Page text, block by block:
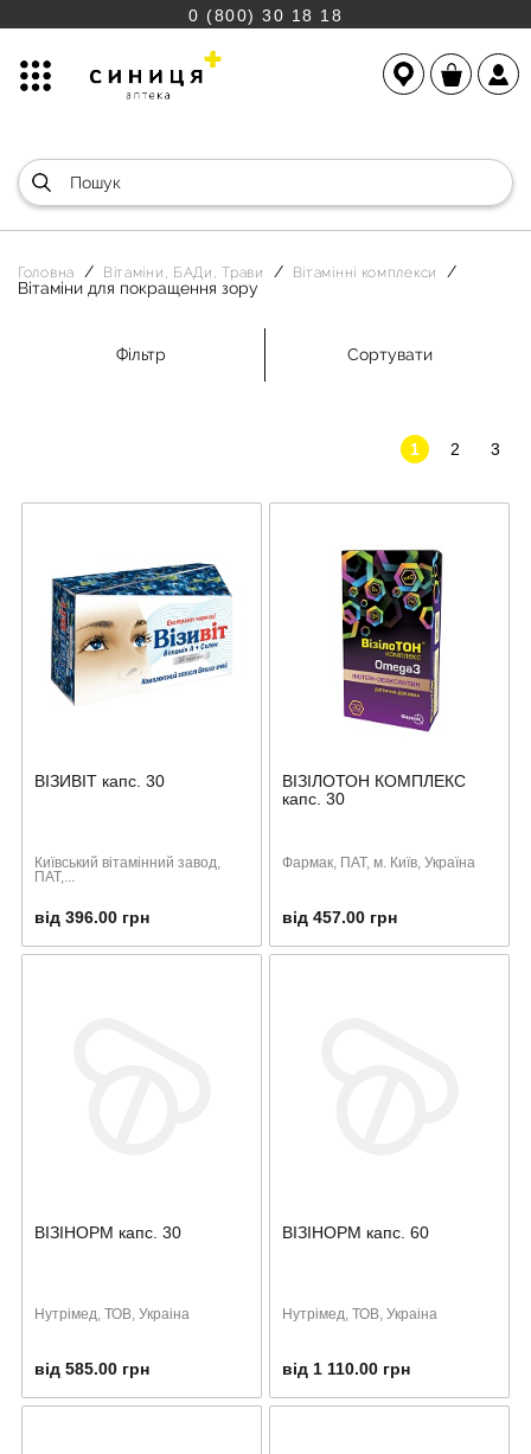
0 (800) 30 18 18
Головна Вітаміни, БАДи, Трави Вітамінні комплекси
Вітаміни для покращення зору
Фільтр Сортувати
1 2 3
ВІЗИВІТ капс. 30
Київський вітамінний завод,
ПАТ,...
від 396.00 грн
ВІЗІЛОТОН КОМПЛЕКС
капс. 30
Фармак, ПАТ, м. Київ, Україна
від 457.00 грн
ВІЗІНОРМ капс. 30
Нутрімед, ТОВ, Украіна
від 585.00 грн
ВІЗІНОРМ капс. 60
Нутрімед, ТОВ, Украіна
від 1 110.00 грн